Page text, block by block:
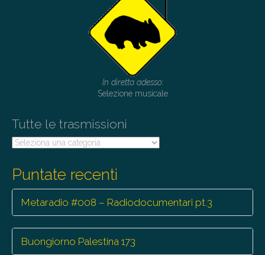
n
In diretta adesso:
Selezione musicale
Tutte le trasmissioni
Tutte
Puntate recenti
Metaradio #008 – Radiodocumentari pt.3
Buongiorno Palestina 173